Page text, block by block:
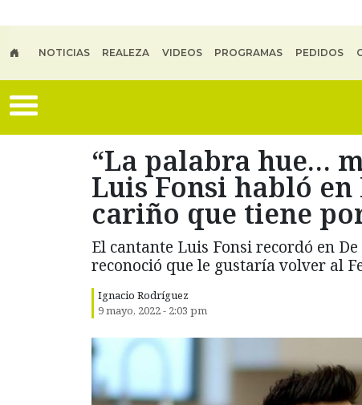
NOTICIAS REALEZA VIDEOS PROGRAMAS PEDIDOS
“La palabra hue…
Luis Fonsi habló
cariño que tiene
El cantante Luis Fonsi recordó en
reconoció que le gustaría volver al
Ignacio Rodríguez
9 mayo, 2022 - 2:03 pm